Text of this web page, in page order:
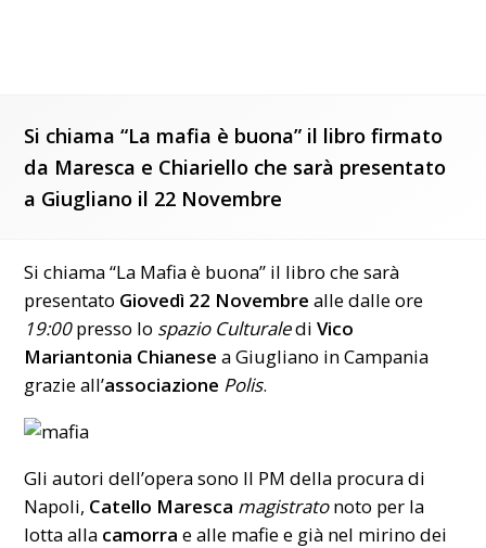
Si chiama “La mafia è buona” il libro firmato
da Maresca e Chiariello che sarà presentato
a Giugliano il 22 Novembre
Si chiama “La Mafia è buona” il libro che sarà
presentato Giovedì 22 Novembre alle dalle ore
19:00presso lo spazio CulturalediVico
Mariantonia Chianese a Giugliano in Campania
grazie all’associazione Polis.
Gli autori dell’opera sono Il PM della procura di
Napoli, Catello Maresca magistratonoto per la
lotta alla camorra e alle mafie e già nel mirino dei